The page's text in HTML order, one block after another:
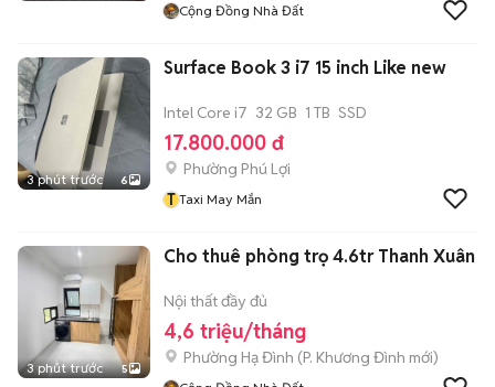
Cộng Đồng Nhà Đất
3 phút trước 6
Surface Book 3 i7 15 inch Like new
Intel Core i7 32 GB 1 TB SSD
17.800.000 đ
Phường Phú Lợi
T Taxi May Mắn
3 phút trước 5
Cho thuê phòng trọ 4.6tr Thanh Xuân
Nội thất đầy đủ
4,6 triệu/tháng
Phường Hạ Đình (P. Khương Đình mới)